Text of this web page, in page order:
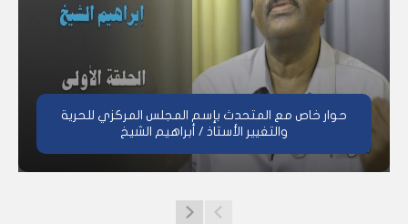
حوار خاص مع المتحدث بإسم المجلس المركزي للحرية
والتغيير الأستاذ / أبراهيم الشيخ